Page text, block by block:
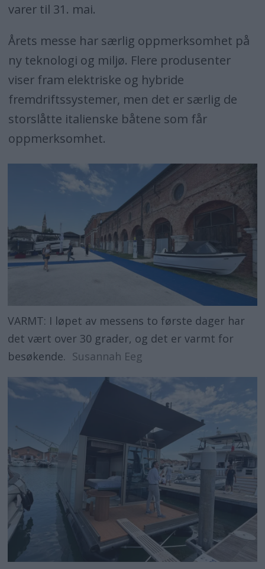
varer til 31. mai.
Årets messe har særlig oppmerksomhet på
ny teknologi og miljø. Flere produsenter
viser fram elektriske og hybride
fremdriftssystemer, men det er særlig de
storslåtte italienske båtene som får
oppmerksomhet.
VARMT: I løpet av messens to første dager har
det vært over 30 grader, og det er varmt for
besøkende. Susannah Eeg